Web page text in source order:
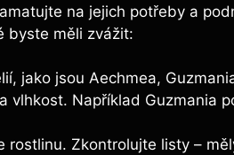
na jejich potřeby a
byste měli zvážit:
jako jsou Aechmea,
vlhkost. Například Guzmania
rostlinu. Zkontrolujte listy –